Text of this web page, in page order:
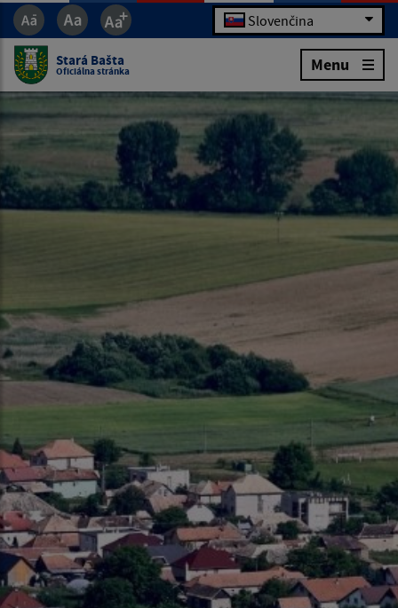
Slovenčina
Stará Bašta
Oficiálna stránka Menu